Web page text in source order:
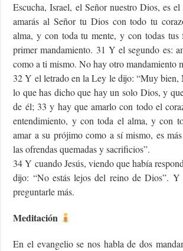
Escucha, Israel, el Señor nuestro Dios, es
amarás al Señor tu Dios con todo tu
alma, y con toda tu mente, y con todas tus
primer mandamiento. 31 Y el segundo es:
como a ti mismo. No hay otro mandamiento
32 Y el letrado en la Ley le dijo: “Muy bien,
lo que has dicho que hay un solo Dios, y
de él; 33 y hay que amarlo con todo el
entendimiento, y con toda el alma, y con
amar a su prójimo como a sí mismo, es
las ofrendas quemadas y sacrificios”.
34 Y cuando Jesús, viendo que había
dijo: “No estás lejos del reino de Dios”. Y
preguntarle más.
Meditación
En el evangelio se nos habla de dos